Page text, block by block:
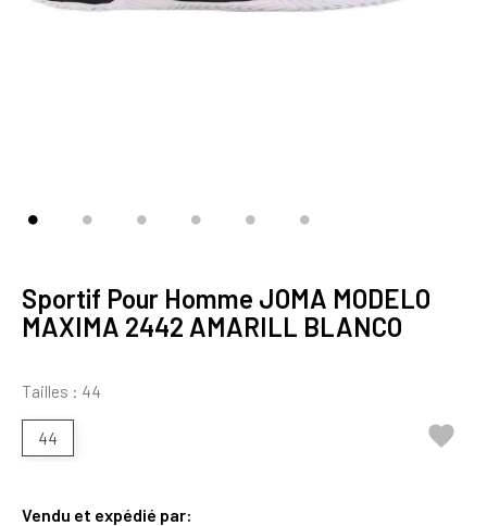
Sportif Pour Homme JOMA MODELO
MAXIMA 2442 AMARILL BLANCO
Tailles : 44
44 
Vendu et expédié par: